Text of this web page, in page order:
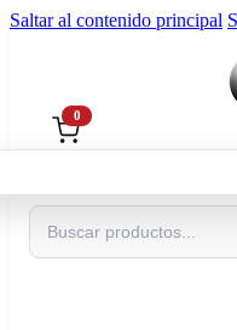
Saltar al contenido principal
Buscar
0